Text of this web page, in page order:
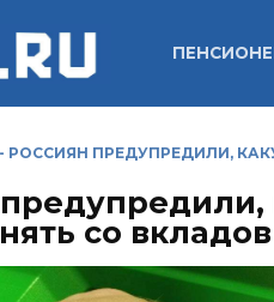
- РОССИЯН ПРЕДУПРЕДИЛИ,
со вкладов